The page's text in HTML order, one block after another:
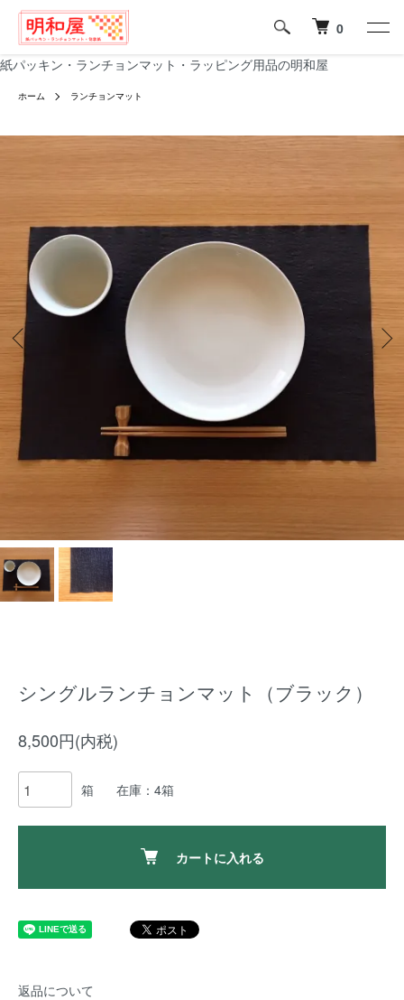
紙パッキン・ランチョンマット・ラッピング用品の明和屋
0
ホーム ランチョンマット
シングルランチョンマット（ブラック）
8,500円(内税)
箱 在庫：4箱
カートに入れる
返品について